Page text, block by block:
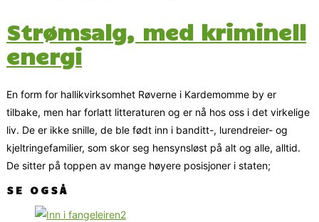
Strømsalg, med kriminell
energi
En form for hallikvirksomhet Røverne i Kardemomme by er
tilbake, men har forlatt litteraturen og er nå hos oss i det virkelige
liv. De er ikke snille, de ble født inn i banditt-, lurendreier- og
kjeltringefamilier, som skor seg hensynsløst på alt og alle, alltid.
De sitter på toppen av mange høyere posisjoner i staten;
SE OGSÅ